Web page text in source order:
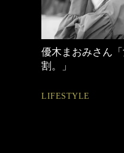
40代の小顔メイク